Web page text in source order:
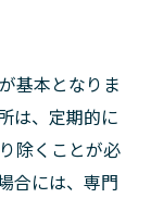
基本となりま
は、定期的に
除くことが必
合には、専門